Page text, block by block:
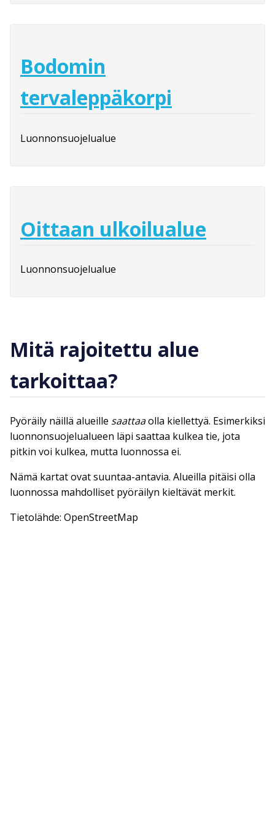
Bodomin
tervaleppäkorpi
Luonnonsuojelualue
Oittaan ulkoilualue
Luonnonsuojelualue
Mitä rajoitettu alue
tarkoittaa?
Pyöräily näillä alueille saattaaolla kiellettyä. Esimerkiksi
luonnonsuojelualueen läpi saattaa kulkea tie, jota
pitkin voi kulkea, mutta luonnossa ei.
Nämä kartat ovat suuntaa-antavia. Alueilla pitäisi olla
luonnossa mahdolliset pyöräilyn kieltävät merkit.
Tietolähde: OpenStreetMap